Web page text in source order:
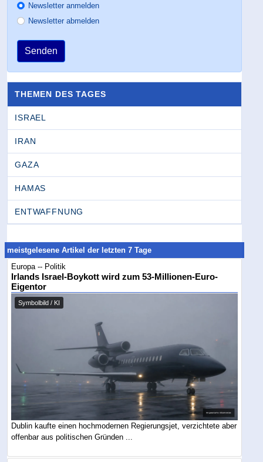
Newsletter anmelden
Newsletter abmelden
Senden
THEMEN DES TAGES
ISRAEL
IRAN
GAZA
HAMAS
ENTWAFFNUNG
meistgelesene Artikel der letzten 7 Tage
Europa -- Politik
Irlands Israel-Boykott wird zum 53-Millionen-Euro-
Eigentor
Symbolbild / KI
Dublin kaufte einen hochmodernen Regierungsjet, verzichtete aber
offenbar aus politischen Gründen ...